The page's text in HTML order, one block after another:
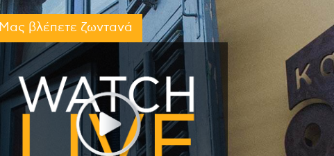
Μας βλέπετε ζωντανά